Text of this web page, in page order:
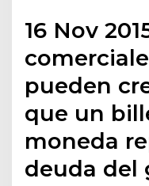
16 Nov
pueden
que un
moneda
deuda del